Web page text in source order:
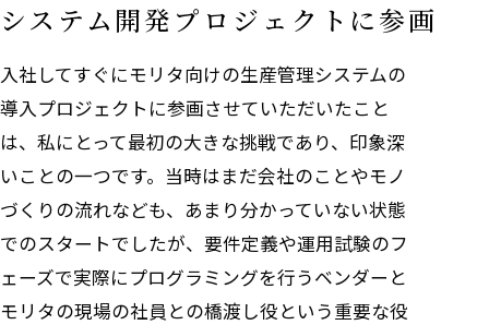
システム開発プロジェクトに参画
入社してすぐにモリタ向けの生産管理システムの
導入プロジェクトに参画させていただいたこと
は、私にとって最初の大きな挑戦であり、印象深
いことの一つです。当時はまだ会社のことやモノ
づくりの流れなども、あまり分かっていない状態
でのスタートでしたが、要件定義や運用試験のフ
ェーズで実際にプログラミングを行うベンダーと
モリタの現場の社員との橋渡し役という重要な役